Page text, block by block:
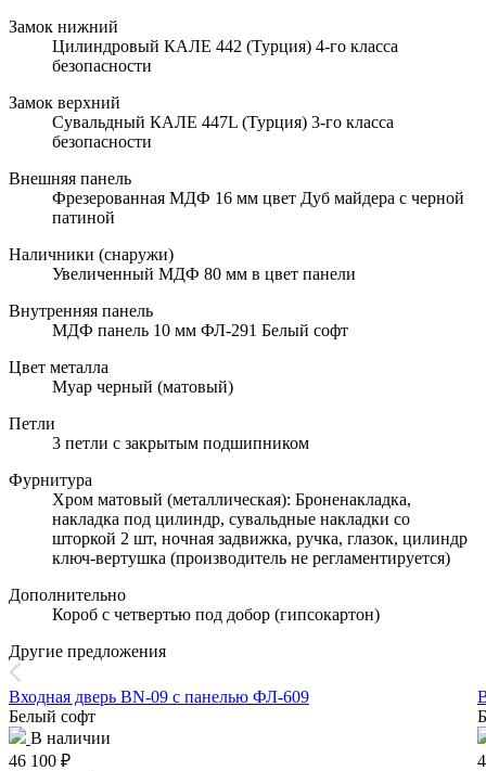
Замок нижний
Цилиндровый КАЛЕ 442 (Турция) 4-го класса
безопасности
Замок верхний
Сувальдный КАЛЕ 447L (Турция) 3-го класса
безопасности
Внешняя панель
Фрезерованная МДФ 16 мм цвет Дуб майдера с черной
патиной
Наличники (снаружи)
Увеличенный МДФ 80 мм в цвет панели
Внутренняя панель
МДФ панель 10 мм ФЛ-291 Белый софт
Цвет металла
Муар черный (матовый)
Петли
3 петли с закрытым подшипником
Фурнитура
Хром матовый (металлическая): Броненакладка,
накладка под цилиндр, сувальдные накладки со
шторкой 2 шт, ночная задвижка, ручка, глазок, цилиндр
ключ-вертушка (производитель не регламентируется)
Дополнительно
Короб с четвертью под добор (гипсокартон)
Другие предложения
Входная дверь BN-09 с панелью ФЛ-609
Белый софт
В наличии
46 100 ₽